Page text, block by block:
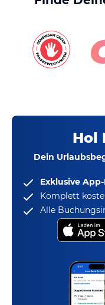
Hol
Dein
Exklusive
Komplett
Alle